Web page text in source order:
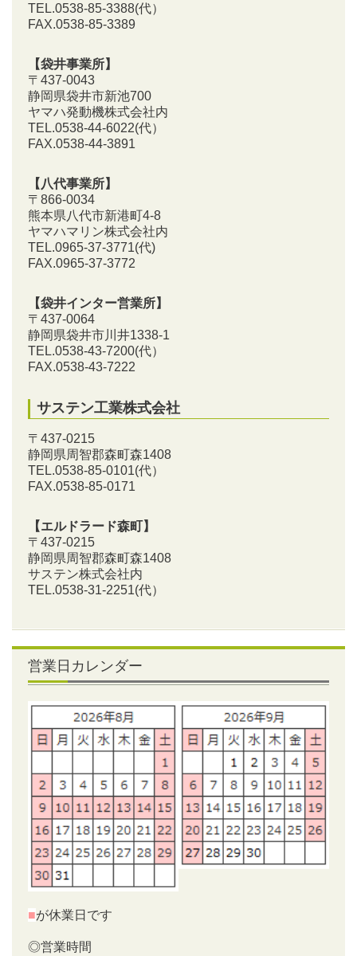
TEL.0538-85-3388(代）
FAX.0538-85-3389
【袋井事業所】
〒437-0043
静岡県袋井市新池700
ヤマハ発動機株式会社内
TEL.0538-44-6022(代）
FAX.0538-44-3891
【八代事業所】
〒866-0034
熊本県八代市新港町4-8
ヤマハマリン株式会社内
TEL.0965-37-3771(代)
FAX.0965-37-3772
【袋井インター営業所】
〒437-0064
静岡県袋井市川井1338-1
TEL.0538-43-7200(代）
FAX.0538-43-7222
サステン工業株式会社
〒437-0215
静岡県周智郡森町森1408
TEL.0538-85-0101(代）
FAX.0538-85-0171
【エルドラード森町】
〒437-0215
静岡県周智郡森町森1408
サステン株式会社内
TEL.0538-31-2251(代）
営業日カレンダー
■が休業日です
◎営業時間